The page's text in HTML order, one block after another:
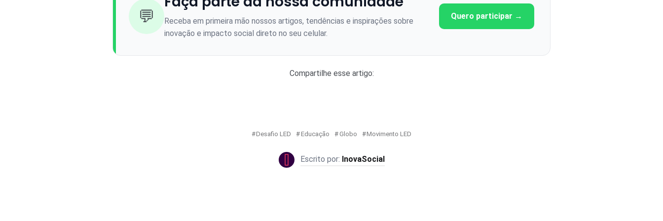
💬
Receba em primeira mão nossos artigos, tendências e inspirações sobre
inovação e impacto social direto no seu celular.
Quero participar →
Compartilhe esse artigo:
Desafio LED Educação Globo Movimento LED
InovaSocial